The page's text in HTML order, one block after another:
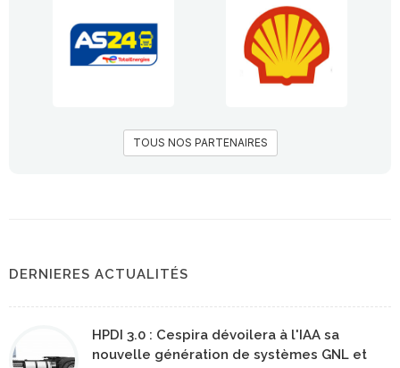
TOUS NOS PARTENAIRES
DERNIERES ACTUALITÉS
HPDI 3.0 : Cespira dévoilera à l'IAA sa
nouvelle génération de systèmes GNL et